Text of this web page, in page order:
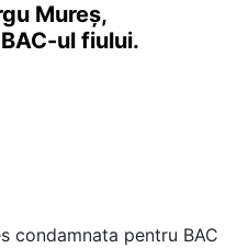
Mureș,
ul fiului.